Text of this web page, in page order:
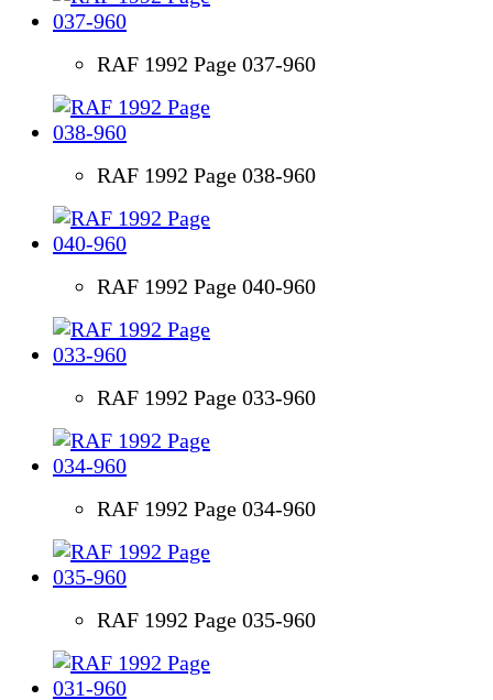
RAF 1992 Page 037-960
RAF 1992 Page 038-960
RAF 1992 Page 040-960
RAF 1992 Page 033-960
RAF 1992 Page 034-960
RAF 1992 Page 035-960